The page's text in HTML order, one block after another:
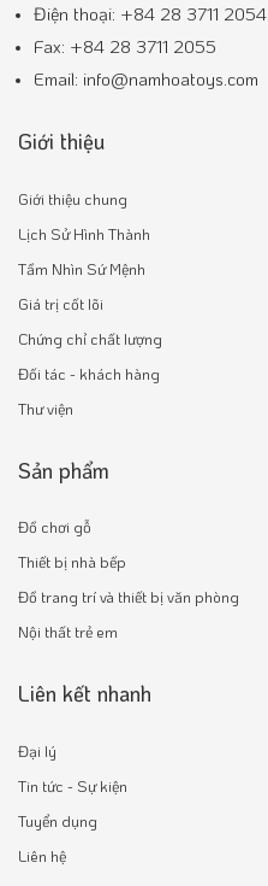
Điện thoại: +84 28 3711 2054
Fax: +84 28 3711 2055
Email: info@namhoatoys.com
Giới thiệu
Giới thiệu chung
Lịch Sử Hình Thành
Tầm Nhìn Sứ Mệnh
Giá trị cốt lõi
Chứng chỉ chất lượng
Đối tác - khách hàng
Thư viện
Sản phẩm
Đồ chơi gỗ
Thiết bị nhà bếp
Đồ trang trí và thiết bị văn phòng
Nội thất trẻ em
Liên kết nhanh
Đại lý
Tin tức - Sự kiện
Tuyển dụng
Liên hệ